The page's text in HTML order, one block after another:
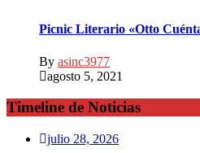
Picnic Literario «Otto
By asinc3977
agosto 5, 2021
Timeline de Noticias
julio 28, 2026